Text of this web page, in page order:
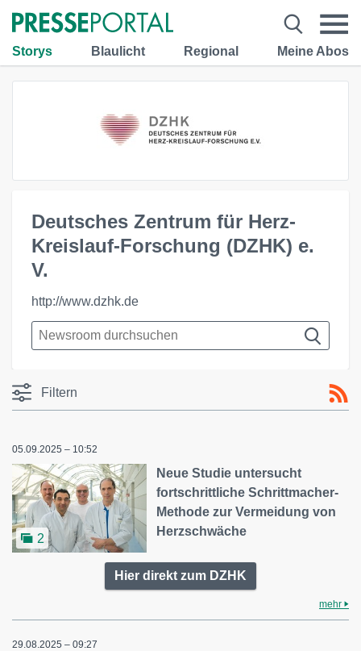
Storys Blaulicht Regional Meine Abos
Deutsches Zentrum für Herz-
Kreislauf-Forschung (DZHK) e.
V.
http://www.dzhk.de
Filtern
05.09.2025 – 10:52
2
Neue Studie untersucht
fortschrittliche Schrittmacher-
Methode zur Vermeidung von
Herzschwäche
Hier direkt zum DZHK
mehr
29.08.2025 – 09:27